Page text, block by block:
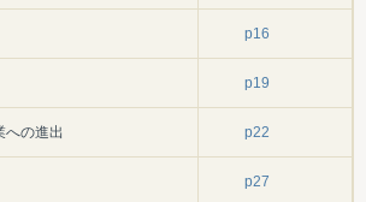
p16
p19
への進出 p22
p27